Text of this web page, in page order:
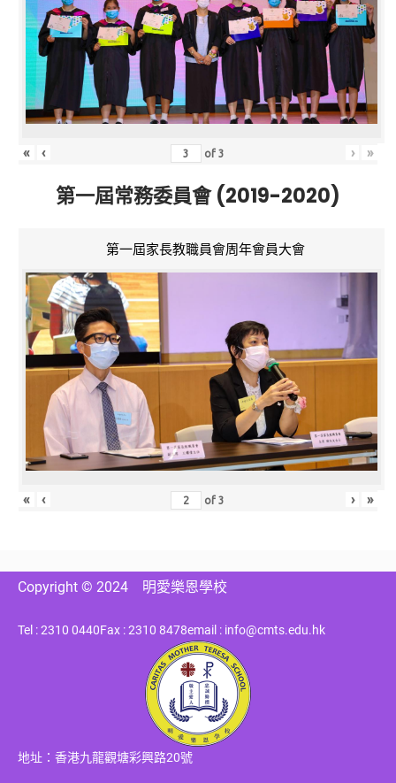
« ‹ of3 › »
第一屆常務委員會 (2019-2020)
第一屆家長教職員會周年會員大會
« ‹ of3 › »
Copyright © 2024 明愛樂恩學校
Tel : 2310 0440Fax : 2310 8478email : info@cmts.edu.hk
地址：香港九龍觀塘彩興路20號